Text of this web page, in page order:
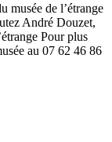
musée de l’étrange
André Douzet,
Pour plus
au 07 62 46 86